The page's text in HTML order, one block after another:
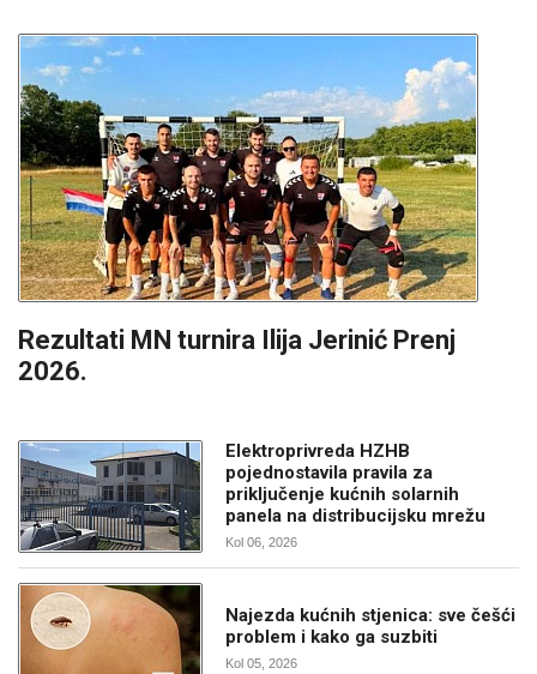
Rezultati MN turnira Ilija Jerinić Prenj
2026.
Elektroprivreda HZHB
pojednostavila pravila za
priključenje kućnih solarnih
panela na distribucijsku mrežu
Kol 06, 2026
Najezda kućnih stjenica: sve češći
problem i kako ga suzbiti
Kol 05, 2026